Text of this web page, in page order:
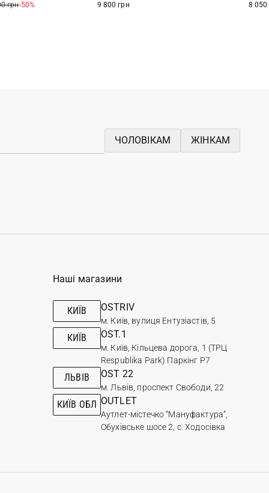
грн-50%
9 800 грн
8 050
ЧОЛОВІКАМ ЖІНКАМ
Наші магазини
КИЇВ OSTRIV
м. Київ, вулиця Ентузіастів, 5
КИЇВ OST.1
м. Київ, Кільцева дорога, 1 (ТРЦ
Respublika Park) Паркінг Р7
ЛЬВІВ OST 22
м. Львів, проспект Свободи, 22
КИЇВ ОБЛ OUTLET
Аутлет-містечко “Мануфактура”,
Обухівське шосе 2, с. Ходосівка